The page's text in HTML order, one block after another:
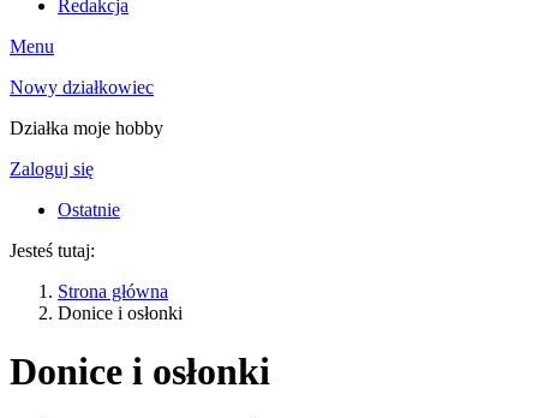
Redakcja
Menu
Nowy działkowiec
Działka moje hobby
Zaloguj się
Ostatnie
Jesteś tutaj:
Strona główna
Donice i osłonki
Donice i osłonki